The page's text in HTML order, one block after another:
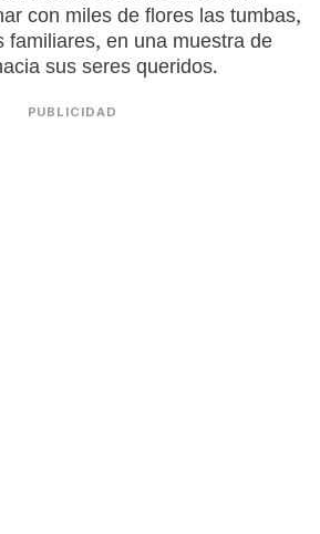
con miles de flores las tumbas,
familiares, en una muestra de
sus seres queridos.
PUBLICIDAD